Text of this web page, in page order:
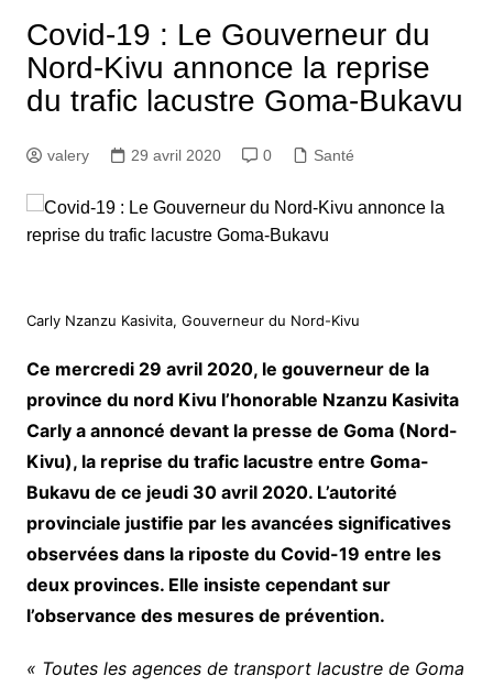
Covid-19 : Le Gouverneur du
Nord-Kivu annonce la reprise
du trafic lacustre Goma-Bukavu
valery 29 avril 2020 0 Santé
Carly Nzanzu Kasivita, Gouverneur du Nord-Kivu
Ce mercredi 29 avril 2020, le gouverneur de la
province du nord Kivu l’honorable Nzanzu Kasivita
Carly a annoncé devant la presse de Goma (Nord-
Kivu), la reprise du trafic lacustre entre Goma-
Bukavu de ce jeudi 30 avril 2020. L’autorité
provinciale justifie par les avancées significatives
observées dans la riposte du Covid-19 entre les
deux provinces. Elle insiste cependant sur
l’observance des mesures de prévention.
« Toutes les agences de transport lacustre de Goma